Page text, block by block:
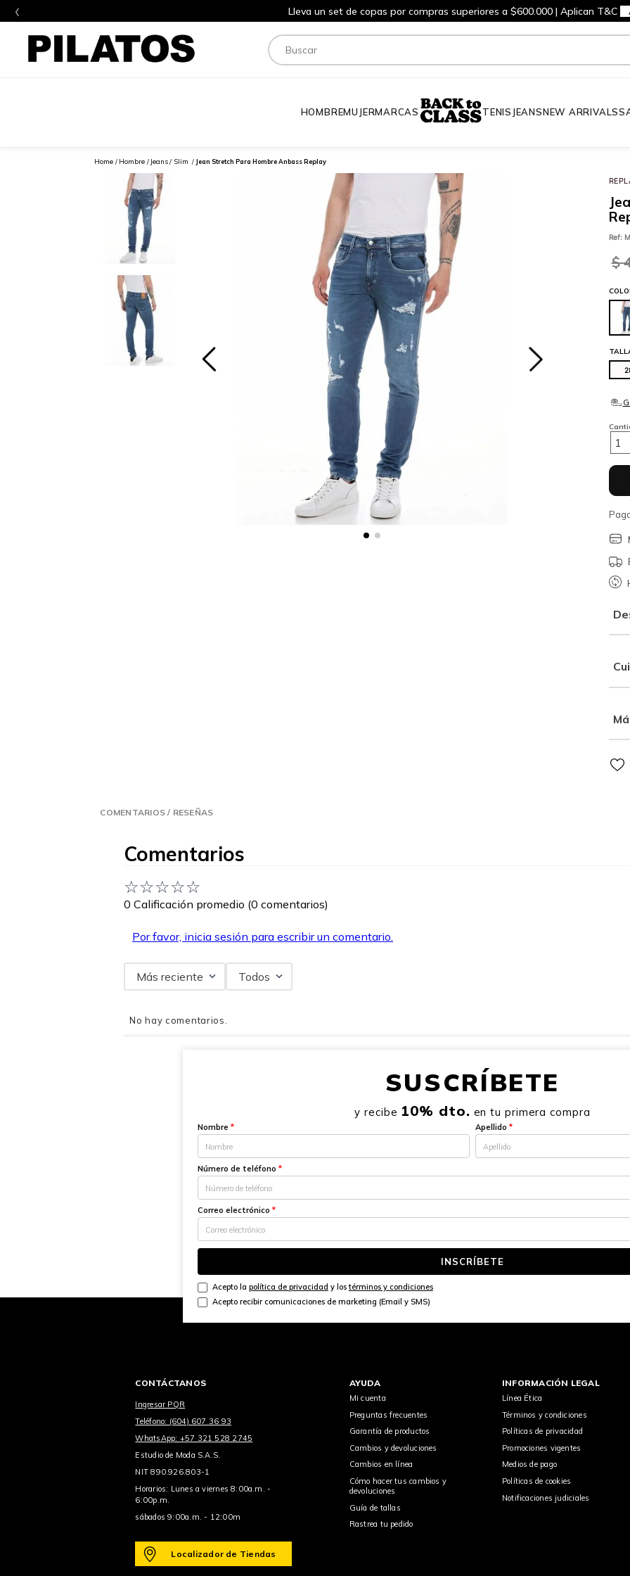
‹ Lleva un set de copas por compras superiores a $600.000 | Aplican T&C
Buscar
HOMBREMUJERMARCAS TENIS JEANSNEW ARRIVALS
Hombre Jeans Slim Jean Stretch Para Hombre Anbass Replay
Ref:
$
1
COMENTARIOS / RESEÑAS
Comentarios
☆☆☆☆☆
0 Calificación promedio (0 comentarios)
Por favor, inicia sesión para escribir un comentario.
Más reciente Todos
No hay comentarios.
SUSCRÍBETE
y recibe 10% dto. en tu primera compra
Nombre * Apellido *
Número de teléfono *
Correo electrónico *
INSCRÍBETE
Acepto la política de privacidad y lostérminos y condiciones
Acepto recibir comunicaciones de marketing (Email y SMS)
CONTÁCTANOS
Ingresar PQR
Teléfono: (604) 607 36 93
WhatsApp: +57 321 528 2745
Estudio de Moda S.A.S.
NIT 890.926.803-1
Horarios: Lunes a viernes 8:00a.m. -
6:00p.m.
sábados 9:00a.m. - 12:00m
Localizador de Tiendas
AYUDA
Mi cuenta
Preguntas frecuentes
Garantía de productos
Cambios y devoluciones
Cambios en línea
Cómo hacer tus cambios y
devoluciones
Guía de tallas
Rastrea tu pedido
INFORMACIÓN LEGAL
Línea Ética
Términos y condiciones
Políticas de privacidad
Promociones vigentes
Medios de pago
Políticas de cookies
Notificaciones judiciales